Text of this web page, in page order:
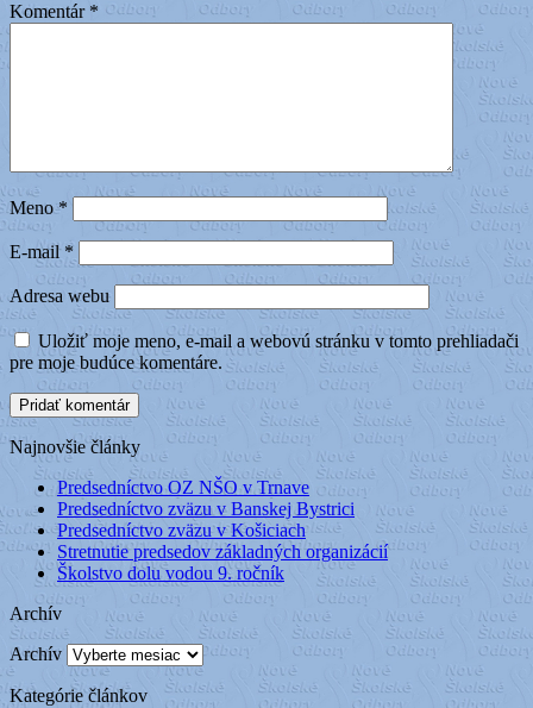
Komentár *
Meno*
E-mail *
Adresa webu
Uložiť moje meno, e-mail a webovú stránku v tomto prehliadači
pre moje budúce komentáre.
Najnovšie články
Predsedníctvo OZ NŠO v Trnave
Predsedníctvo zväzu v Banskej Bystrici
Predsedníctvo zväzu v Košiciach
Stretnutie predsedov základných organizácií
Školstvo dolu vodou 9. ročník
Archív
Archív
Kategórie článkov